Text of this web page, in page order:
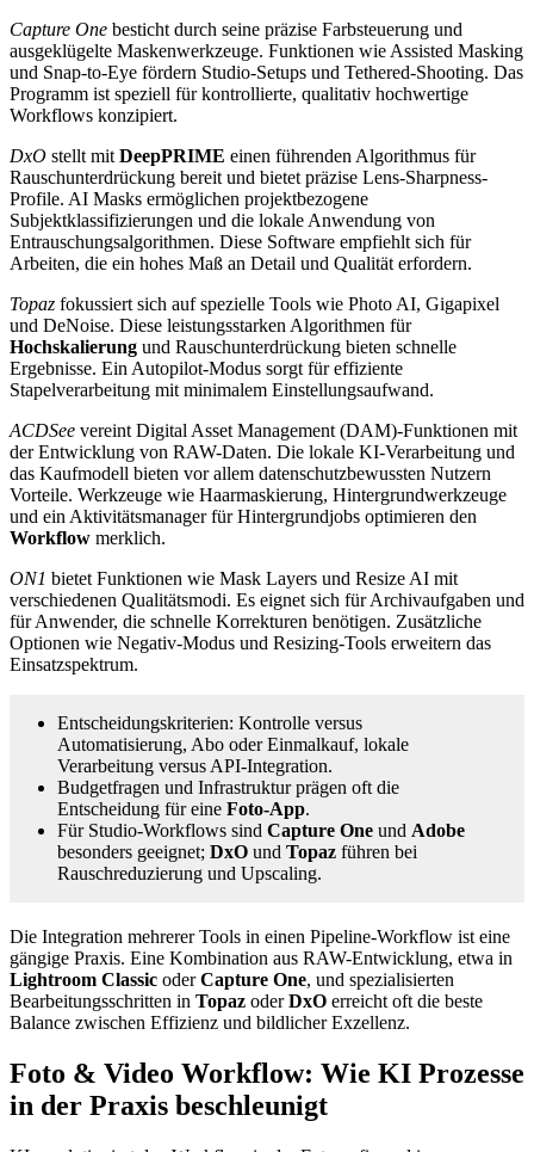
Capture One besticht durch seine präzise Farbsteuerung und
ausgeklügelte Maskenwerkzeuge. Funktionen wie Assisted Masking
und Snap-to-Eye fördern Studio-Setups und Tethered-Shooting. Das
Programm ist speziell für kontrollierte, qualitativ hochwertige
Workflows konzipiert.
DxO stellt mit DeepPRIME einen führenden Algorithmus für
Rauschunterdrückung bereit und bietet präzise Lens-Sharpness-
Profile. AI Masks ermöglichen projektbezogene
Subjektklassifizierungen und die lokale Anwendung von
Entrauschungsalgorithmen. Diese Software empfiehlt sich für
Arbeiten, die ein hohes Maß an Detail und Qualität erfordern.
Topaz fokussiert sich auf spezielle Tools wie Photo AI, Gigapixel
und DeNoise. Diese leistungsstarken Algorithmen für
Hochskalierung und Rauschunterdrückung bieten schnelle
Ergebnisse. Ein Autopilot-Modus sorgt für effiziente
Stapelverarbeitung mit minimalem Einstellungsaufwand.
ACDSee vereint Digital Asset Management (DAM)-Funktionen mit
der Entwicklung von RAW-Daten. Die lokale KI-Verarbeitung und
das Kaufmodell bieten vor allem datenschutzbewussten Nutzern
Vorteile. Werkzeuge wie Haarmaskierung, Hintergrundwerkzeuge
und ein Aktivitätsmanager für Hintergrundjobs optimieren den
Workflow merklich.
ON1 bietet Funktionen wie Mask Layers und Resize AI mit
verschiedenen Qualitätsmodi. Es eignet sich für Archivaufgaben und
für Anwender, die schnelle Korrekturen benötigen. Zusätzliche
Optionen wie Negativ-Modus und Resizing-Tools erweitern das
Einsatzspektrum.
Entscheidungskriterien: Kontrolle versus
Automatisierung, Abo oder Einmalkauf, lokale
Verarbeitung versus API-Integration.
Budgetfragen und Infrastruktur prägen oft die
Entscheidung für eine Foto-App.
Für Studio-Workflows sind Capture One und Adobe
besonders geeignet; DxO und Topaz führen bei
Rauschreduzierung und Upscaling.
Die Integration mehrerer Tools in einen Pipeline-Workflow ist eine
gängige Praxis. Eine Kombination aus RAW-Entwicklung, etwa in
Lightroom Classic oderCapture One, und spezialisierten
Bearbeitungsschritten in Topaz oderDxO erreicht oft die beste
Balance zwischen Effizienz und bildlicher Exzellenz.
Foto & Video Workflow: Wie KI Prozesse
in der Praxis beschleunigt